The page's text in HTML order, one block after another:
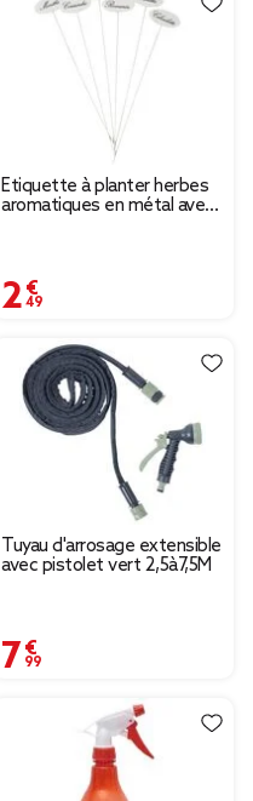
Étiquette à planter herbes
aromatiques en métal avec
2,49 €
Tuyau d'arrosage extensible
avec pistolet vert 2,5à7,5M
7,99 €